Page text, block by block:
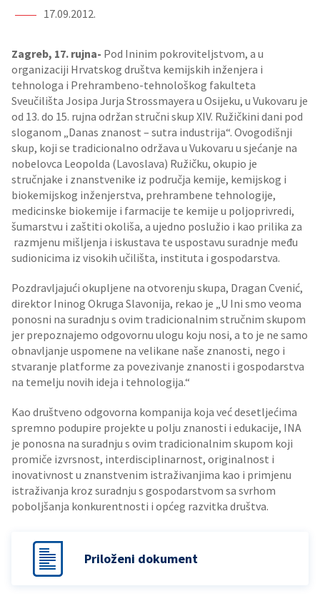
17.09.2012.
Zagreb, 17. rujna- Pod Ininim pokroviteljstvom, a u
organizaciji Hrvatskog društva kemijskih inženjera i
tehnologa i Prehrambeno-tehnološkog fakulteta
Sveučilišta Josipa Jurja Strossmayera u Osijeku, u Vukovaru je
od 13. do 15. rujna održan stručni skup XIV. Ružičkini dani pod
sloganom „Danas znanost – sutra industrija“. Ovogodišnji
skup, koji se tradicionalno održava u Vukovaru u sjećanje na
nobelovca Leopolda (Lavoslava) Ružičku, okupio je
stručnjake i znanstvenike iz područja kemije, kemijskog i
biokemijskog inženjerstva, prehrambene tehnologije,
medicinske biokemije i farmacije te kemije u poljoprivredi,
šumarstvu i zaštiti okoliša, a ujedno poslužio i kao prilika za
razmjenu mišljenja i iskustava te uspostavu suradnje među
sudionicima iz visokih učilišta, instituta i gospodarstva.
Pozdravljajući okupljene na otvorenju skupa, Dragan Cvenić,
direktor Ininog Okruga Slavonija, rekao je „U Ini smo veoma
ponosni na suradnju s ovim tradicionalnim stručnim skupom
jer prepoznajemo odgovornu ulogu koju nosi, a to je ne samo
obnavljanje uspomene na velikane naše znanosti, nego i
stvaranje platforme za povezivanje znanosti i gospodarstva
na temelju novih ideja i tehnologija.“
Kao društveno odgovorna kompanija koja već desetljećima
spremno podupire projekte u polju znanosti i edukacije, INA
je ponosna na suradnju s ovim tradicionalnim skupom koji
promiče izvrsnost, interdisciplinarnost, originalnost i
inovativnost u znanstvenim istraživanjima kao i primjenu
istraživanja kroz suradnju s gospodarstvom sa svrhom
poboljšanja konkurentnosti i općeg razvitka društva.
Priloženi dokument